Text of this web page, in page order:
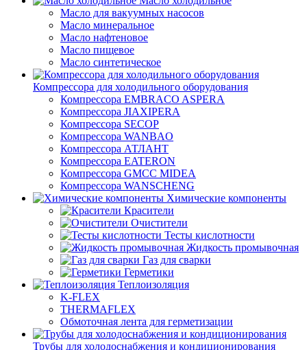
Масло для вакуумных насосов
Масло минеральное
Масло нафтеновое
Масло пищевое
Масло синтетическое
Компрессора для холодильного оборудования
Компрессора EMBRACO ASPERA
Компрессора JIAXIPERA
Компрессора SECOP
Компрессора WANBAO
Компрессора АТЛАНТ
Компрессора EATERON
Компрессора GMCC MIDEA
Компрессора WANSCHENG
Химические компоненты
Красители
Очистители
Тесты кислотности
Жидкость промывочная
Газ для сварки
Герметики
Теплоизоляция
K-FLEX
THERMAFLEX
Обмоточная лента для герметизации
Трубы для холодоснабжения и кондиционирования